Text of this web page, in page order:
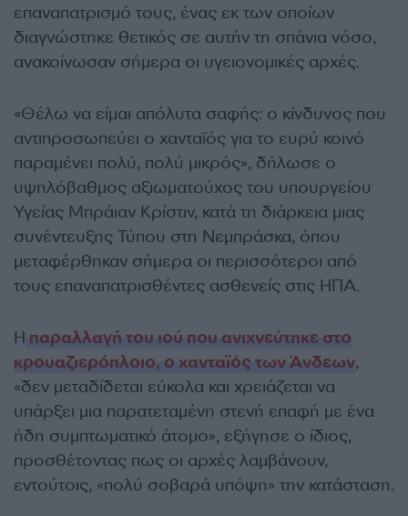
επαναπατρισμό τους, ένας εκ των οποίων
διαγνώστηκε θετικός σε αυτήν τη σπάνια νόσο,
ανακοίνωσαν σήμερα οι υγειονομικές αρχές.
«Θέλω να είμαι απόλυτα σαφής: ο κίνδυνος που
αντιπροσωπεύει ο χανταϊός για το ευρύ κοινό
παραμένει πολύ, πολύ μικρός», δήλωσε ο
υψηλόβαθμος αξιωματούχος του υπουργείου
Υγείας Μπράιαν Κρίστιν, κατά τη διάρκεια μιας
συνέντευξης Τύπου στη Νεμπράσκα, όπου
μεταφέρθηκαν σήμερα οι περισσότεροι από
τους επαναπατρισθέντες ασθενείς στις ΗΠΑ.
Η παραλλαγή του ιού που ανιχνεύτηκε στο
κρουαζιερόπλοιο, ο χανταϊός των Άνδεων,
«δεν μεταδίδεται εύκολα και χρειάζεται να
υπάρξει μια παρατεταμένη στενή επαφή με ένα
ήδη συμπτωματικό άτομο», εξήγησε ο ίδιος,
προσθέτοντας πως οι αρχές λαμβάνουν,
εντούτοις, «πολύ σοβαρά υπόψη» την κατάσταση.